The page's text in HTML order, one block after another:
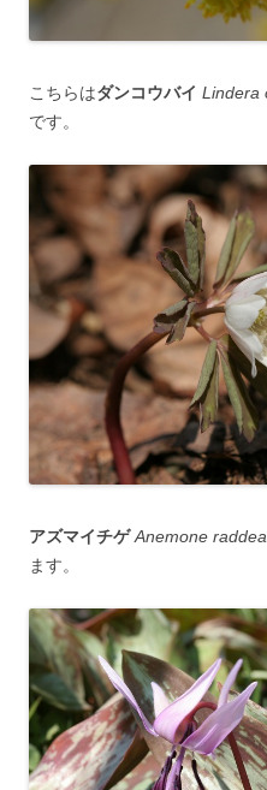
こちらはダンコウバイ Lindera
です。
アズマイチゲ Anemone
ます。